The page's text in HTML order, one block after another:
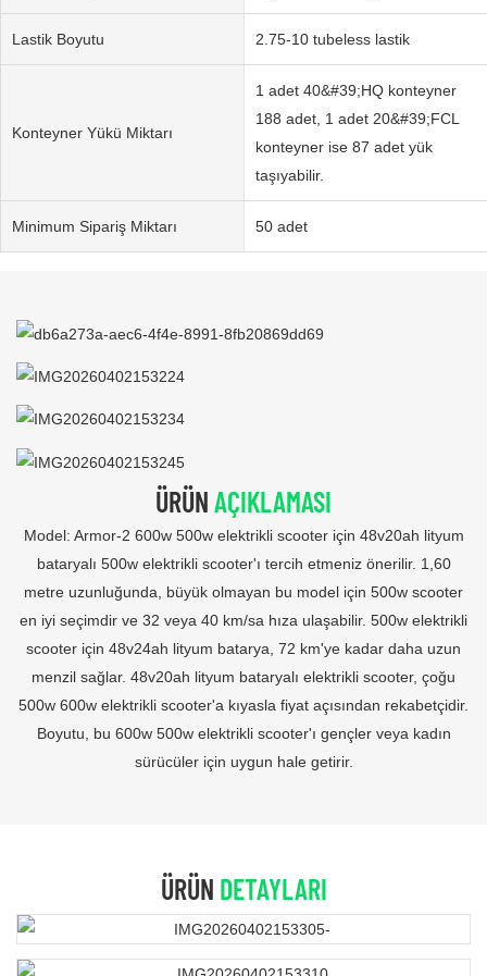
Lastik Boyutu 2.75-10 tubeless lastik
Konteyner Yükü Miktarı
1 adet 40&#39;HQ konteyner
188 adet, 1 adet 20&#39;FCL
konteyner ise 87 adet yük
taşıyabilir.
Minimum Sipariş Miktarı 50 adet
ÜRÜNAÇIKLAMASI
Model: Armor-2 600w 500w elektrikli scooter için 48v20ah lityum
bataryalı 500w elektrikli scooter'ı tercih etmeniz önerilir. 1,60
metre uzunluğunda, büyük olmayan bu model için 500w scooter
en iyi seçimdir ve 32 veya 40 km/sa hıza ulaşabilir. 500w elektrikli
scooter için 48v24ah lityum batarya, 72 km'ye kadar daha uzun
menzil sağlar. 48v20ah lityum bataryalı elektrikli scooter, çoğu
500w 600w elektrikli scooter'a kıyasla fiyat açısından rekabetçidir.
Boyutu, bu 600w 500w elektrikli scooter'ı gençler veya kadın
sürücüler için uygun hale getirir.
ÜRÜN DETAYLARI